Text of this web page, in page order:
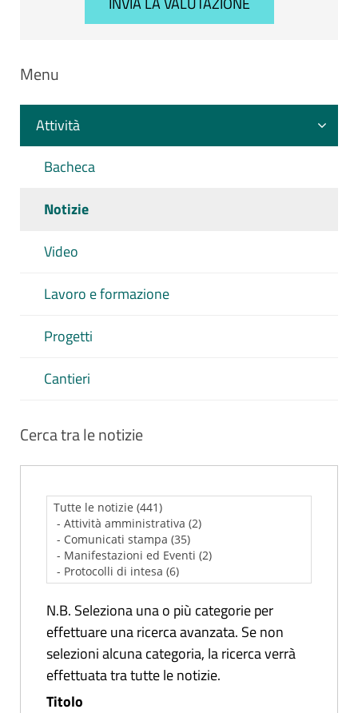
Menu
Attività
Bacheca
Notizie
Video
Lavoro e formazione
Progetti
Cantieri
Cerca tra le notizie
N.B. Seleziona una o più categorie per
effettuare una ricerca avanzata. Se non
selezioni alcuna categoria, la ricerca verrà
effettuata tra tutte le notizie.
Titolo